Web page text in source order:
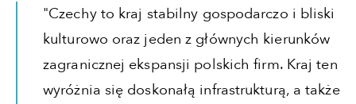
"Czechy to kraj stabilny gospodarczo i bliski
kulturowo oraz jeden z głównych kierunków
zagranicznej ekspansji polskich firm. Kraj ten
wyróżnia się doskonałą infrastrukturą, a także